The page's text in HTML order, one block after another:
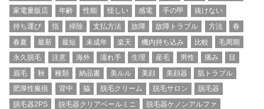
家電量販店
年齢 性能 怪しい 感電 手の甲
抜けない
持ち運び
指 掃除 支払方法 故障 故障トラブル 方法
春
春夏
最新 最短 未成年 楽天 機内持ち込み 比較
毛周期
永久脱毛
注意 海外 濡れ手 生理 産毛 男性 痛み
目
眉毛
秋 種類 納品書 美ルル 美顔 美顔器
肌トラブル
肥厚性瘢痕
背中 脇 脱毛クリーム 脱毛サロン
脱毛器
脱毛器2PS
脱毛器クリアベールミニ
脱毛器ケノンアルファ